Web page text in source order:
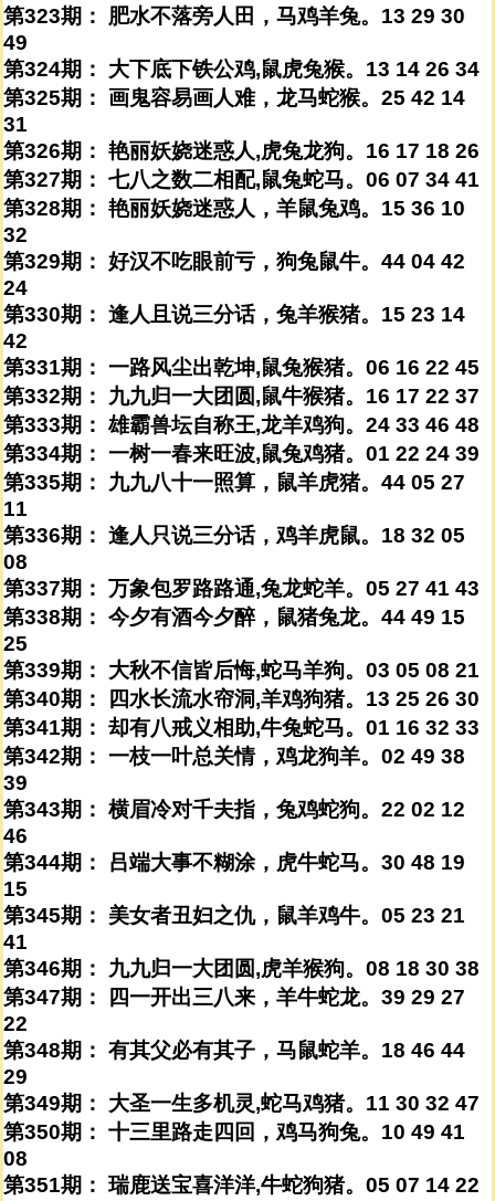
第323期： 肥水不落旁人田，马鸡羊兔。13 29 30
49
第324期： 大下底下铁公鸡,鼠虎兔猴。13 14 26 34
第325期： 画鬼容易画人难，龙马蛇猴。25 42 14
31
第326期： 艳丽妖娆迷惑人,虎兔龙狗。16 17 18 26
第327期： 七八之数二相配,鼠兔蛇马。06 07 34 41
第328期： 艳丽妖娆迷惑人，羊鼠兔鸡。15 36 10
32
第329期： 好汉不吃眼前亏，狗兔鼠牛。44 04 42
24
第330期： 逢人且说三分话，兔羊猴猪。15 23 14
42
第331期： 一路风尘出乾坤,鼠兔猴猪。06 16 22 45
第332期： 九九归一大团圆,鼠牛猴猪。16 17 22 37
第333期： 雄霸兽坛自称王,龙羊鸡狗。24 33 46 48
第334期： 一树一春来旺波,鼠兔鸡猪。01 22 24 39
第335期： 九九八十一照算，鼠羊虎猪。44 05 27
11
第336期： 逢人只说三分话，鸡羊虎鼠。18 32 05
08
第337期： 万象包罗路路通,兔龙蛇羊。05 27 41 43
第338期： 今夕有酒今夕醉，鼠猪兔龙。44 49 15
25
第339期： 大秋不信皆后悔,蛇马羊狗。03 05 08 21
第340期： 四水长流水帘洞,羊鸡狗猪。13 25 26 30
第341期： 却有八戒义相助,牛兔蛇马。01 16 32 33
第342期： 一枝一叶总关情，鸡龙狗羊。02 49 38
39
第343期： 横眉冷对千夫指，兔鸡蛇狗。22 02 12
46
第344期： 吕端大事不糊涂，虎牛蛇马。30 48 19
15
第345期： 美女者丑妇之仇，鼠羊鸡牛。05 23 21
41
第346期： 九九归一大团圆,虎羊猴狗。08 18 30 38
第347期： 四一开出三八来，羊牛蛇龙。39 29 27
22
第348期： 有其父必有其子，马鼠蛇羊。18 46 44
29
第349期： 大圣一生多机灵,蛇马鸡猪。11 30 32 47
第350期： 十三里路走四回，鸡马狗兔。10 49 41
08
第351期： 瑞鹿送宝喜洋洋,牛蛇狗猪。05 07 14 22